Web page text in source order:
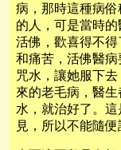
病，那時這種病
的人，可是當時
活佛，歡喜得不
和痛苦，活佛醫
咒水，讓她服下
來的老毛病，醫
水，就治好了。
見，所以不能隨便